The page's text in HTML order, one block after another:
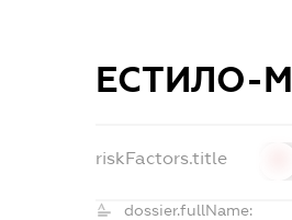
ЕСТИЛО-
riskFactors.title
dossier.fullName: